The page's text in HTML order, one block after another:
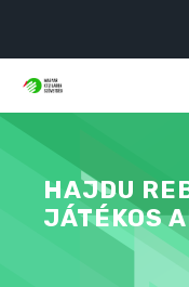
HAJDU
JÁTÉKOS